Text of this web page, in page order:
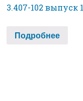
3.407-102 выпуск 1
Подробнее